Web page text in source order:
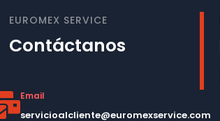
EUROMEX SERVICE
Contáctanos
Email
servicioalcliente@euromexservice.com